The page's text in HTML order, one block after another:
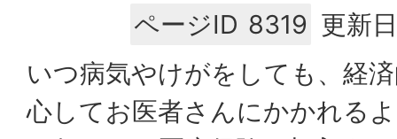
ページID 8319 更新
いつ病気やけがをしても、経
心してお医者さんにかかれる